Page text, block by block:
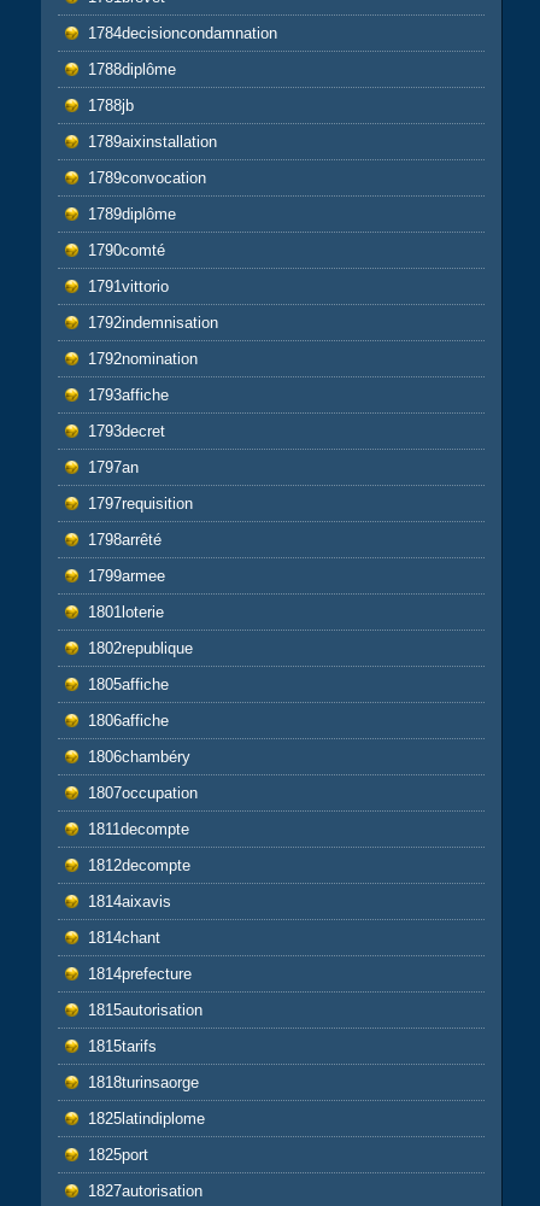
1784decisioncondamnation
1788diplôme
1788jb
1789aixinstallation
1789convocation
1789diplôme
1790comté
1791vittorio
1792indemnisation
1792nomination
1793affiche
1793decret
1797an
1797requisition
1798arrêté
1799armee
1801loterie
1802republique
1805affiche
1806affiche
1806chambéry
1807occupation
1811decompte
1812decompte
1814aixavis
1814chant
1814prefecture
1815autorisation
1815tarifs
1818turinsaorge
1825latindiplome
1825port
1827autorisation